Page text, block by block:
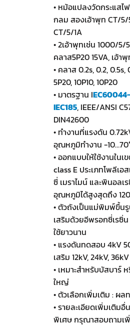
• หม้อแปลงวัดกระแสไ
กลม สองเอ้าพุท CT/5/
CT/5/1A
• 2เอ้าพุทเช่น 1000/5/
คลาส5P20 15VA, เอ้า
• คลาส 0.2s, 0.2, 0.5s,
5P20, 10P10, 10P20
• มาตรฐาน I
IEC185, IEEE/ANSI
DIN42600
• ทำงานที่แรงดัน
อุณหภูมิทำงาน -
• ออกแบบให้ใช้งานใน
class E ประเภทโพลีเ
ซี่ เมราไมน์ และพินอลเ
อุณหภูมิได้สูงสุดถึง 120
• ตัวถังเป็นแม่พิมพ์ขื้น
เสริมด้วยอีพรอกซี่เรซิ่
ใช้ยาวนาน
• แรงดันทดสอบ 4kV
เสริม 12kV, 24kV,
• เหมาะสำหรับบัสบาร์
ใหญ่
• ตัวเลือกเพิ่มเติม : ผ
• รายละเอียดเพิ่มเติม
พิเศษ กรุณาสอบถามเ